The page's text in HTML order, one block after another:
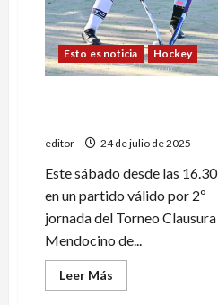
Esto es noticia Hockey
editor 24 de julio de 2025
Este sábado desde las 16.30
en un partido válido por 2º
jornada del Torneo Clausura
Mendocino de...
Leer Más
más